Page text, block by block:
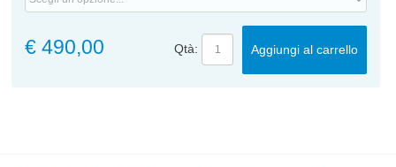
€ 490,00 Qtà: Aggiungi al carrello